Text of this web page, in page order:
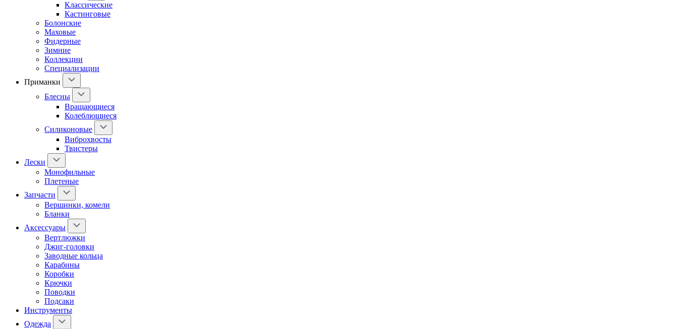
Классические
Кастинговые
Болонские
Маховые
Фидерные
Зимние
Коллекции
Специализации
Приманки
Блесны
Вращающиеся
Колеблющиеся
Силиконовые
Виброхвосты
Твистеры
Лески
Монофильные
Плетеные
Запчасти
Вершинки, комели
Бланки
Аксессуары
Вертлюжки
Джиг-головки
Заводные кольца
Карабины
Коробки
Крючки
Поводки
Подсаки
Инструменты
Одежда